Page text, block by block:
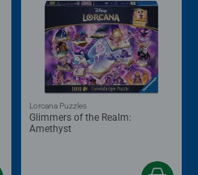
Glimmers of the Realm:
Amethyst
Lorcana Puzzles